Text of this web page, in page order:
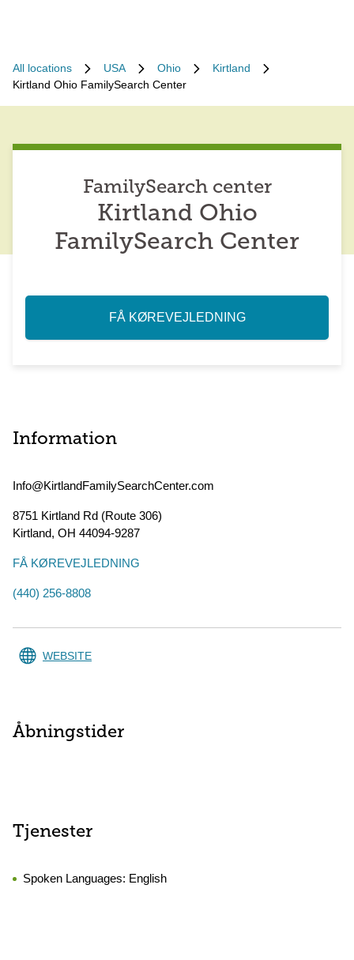
All locations USA Ohio
Kirtland
Kirtland Ohio FamilySearch Center
FamilySearch center
Kirtland Ohio
FamilySearch Center
FÅ KØREVEJLEDNING
Information
Info@KirtlandFamilySearchCenter.com
8751 Kirtland Rd (Route 306)
Kirtland, OH 44094-9287
FÅ KØREVEJLEDNING
(440) 256-8808
WEBSITE
Åbningstider
Tjenester
Spoken Languages: English